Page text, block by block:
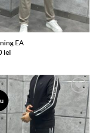
EA
lei
Add to
wishlist